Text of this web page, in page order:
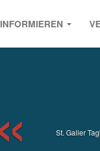
INFORMIEREN
St. Galler